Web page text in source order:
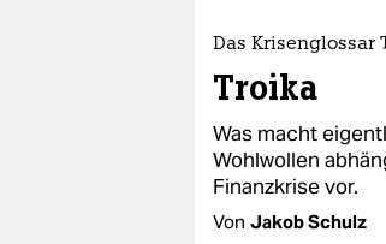
Das Krisenglossar
Troika
Was macht
Wohlwollen
Finanzkrise vor.
Von Jakob Schulz